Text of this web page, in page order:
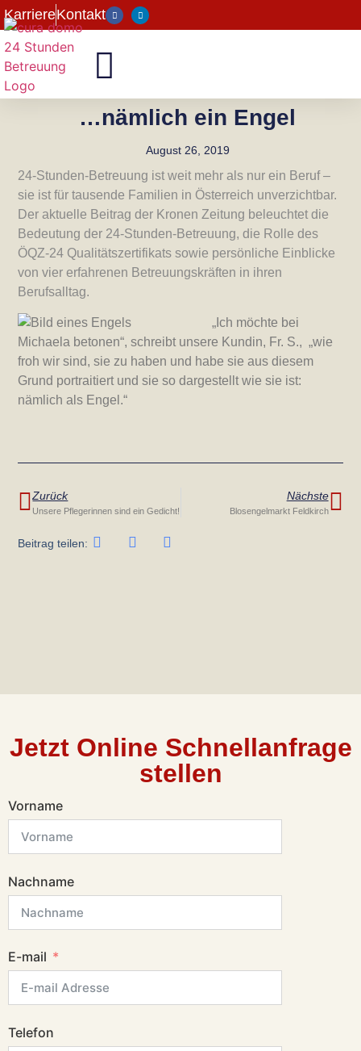
KarriereKontakt
…nämlich ein Engel
August 26, 2019
24-Stunden-Betreuung ist weit mehr als nur ein Beruf –
sie ist für tausende Familien in Österreich unverzichtbar.
Der aktuelle Beitrag der Kronen Zeitung beleuchtet die
Bedeutung der 24-Stunden-Betreuung, die Rolle des
ÖQZ-24 Qualitätszertifikats sowie persönliche Einblicke
von vier erfahrenen Betreuungskräften in ihren
Berufsalltag.
„Ich möchte bei
Michaela betonen“, schreibt unsere Kundin, Fr. S., „wie
froh wir sind, sie zu haben und habe sie aus diesem
Grund portraitiert und sie so dargestellt wie sie ist:
nämlich als Engel.“
Zurück
Unsere Pflegerinnen sind ein Gedicht!
Nächste
Blosengelmarkt Feldkirch
Beitrag teilen:
Jetzt Online Schnellanfrage
stellen
Vorname
Nachname
E-mail
Telefon